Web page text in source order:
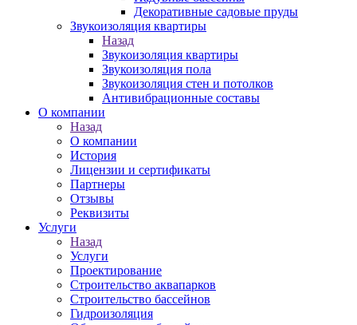
Декоративные садовые пруды
Звукоизоляция квартиры
Назад
Звукоизоляция квартиры
Звукоизоляция пола
Звукоизоляция стен и потолков
Антивибрационные составы
О компании
Назад
О компании
История
Лицензии и сертификаты
Партнеры
Отзывы
Реквизиты
Услуги
Назад
Услуги
Проектирование
Строительство аквапарков
Строительство бассейнов
Гидроизоляция